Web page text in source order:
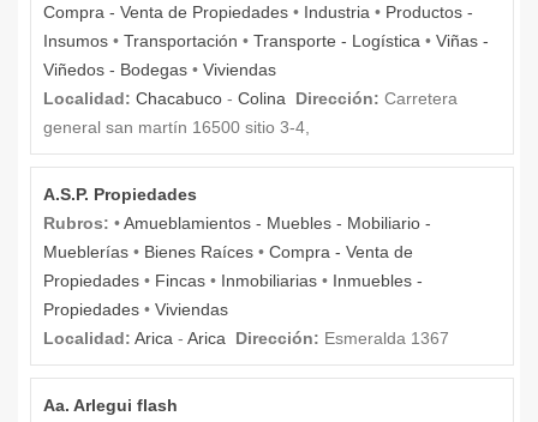
Compra - Venta de Propiedades • Industria • Productos -
Insumos • Transportación • Transporte - Logística • Viñas -
Viñedos - Bodegas • Viviendas
Localidad: Chacabuco - Colina Dirección: Carretera
general san martín 16500 sitio 3-4,
A.S.P. Propiedades
Rubros: •Amueblamientos - Muebles - Mobiliario -
Mueblerías • Bienes Raíces • Compra - Venta de
Propiedades • Fincas • Inmobiliarias • Inmuebles -
Propiedades • Viviendas
Localidad: Arica - Arica Dirección: Esmeralda 1367
Aa. Arlegui flash